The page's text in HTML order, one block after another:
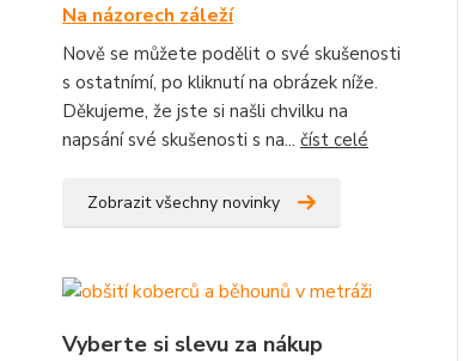
Na názorech záleží
Nově se můžete podělit o své skušenosti
s ostatnímí, po kliknutí na obrázek níže.
Děkujeme, že jste si našli chvilku na
napsání své skušenosti s na... číst celé
Zobrazit všechny novinky
Vyberte si slevu za nákup